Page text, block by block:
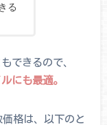
る
できるので、
にも最適。
格は、以下のと